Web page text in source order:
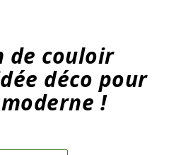
de couloir
déco pour
!